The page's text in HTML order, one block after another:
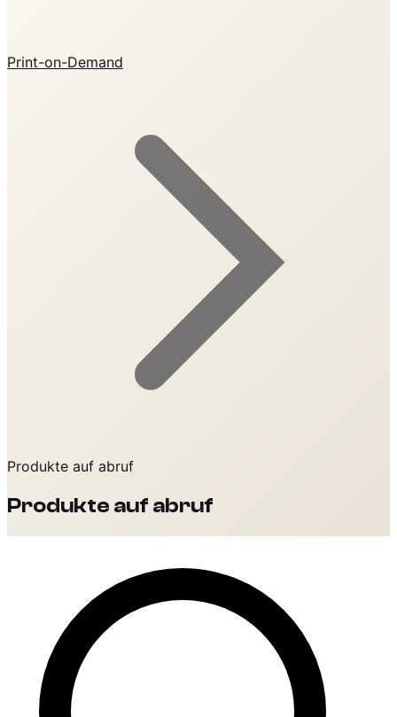
Print-on-Demand
Produkte auf abruf
Produkte auf abruf